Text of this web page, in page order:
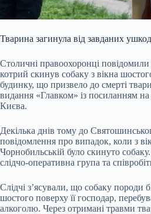
Тварина загинула від завданих
Столичні правоохоронці
котрий скинув собаку з вікна
будинку, що призвело до смерті
видання «Главком» із посиланням на
Києва.
Декілька днів тому до
повідомлення про випадок, коли з
Чорнобильській було скинуто
слідчо-оперативна група та
Слідчі з’ясували, що собаку породи
шостого поверху її господар,
алкоголю. Через отримані травми